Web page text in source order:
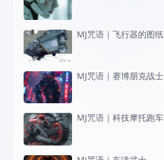
MJ咒语｜飞行器的图纸
MJ咒语｜赛博朋克战士
MJ咒语｜科技摩托跑车